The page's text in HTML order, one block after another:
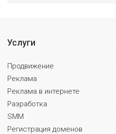
Услуги
Продвижение
Реклама
Реклама в интернете
Разработка
SMM
Регистрация доменов